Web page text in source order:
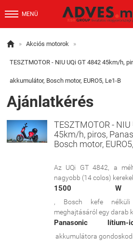
MENÜ
 » Akciós motorok »
TESZTMOTOR - NIU UQi GT 4842 45km/h,
akkumulátor, Bosch motor, EURO5, Le1-B
Ajánlatkérés
TESZTMOTOR -
45km/h, piros,
Bosch motor,
Az UQi GT 4842, a
nagyobb (14 colos)
1500 W
, Bosch kefe nélküli
meghajtásáról egy darab
Panasonic
akkumulátora